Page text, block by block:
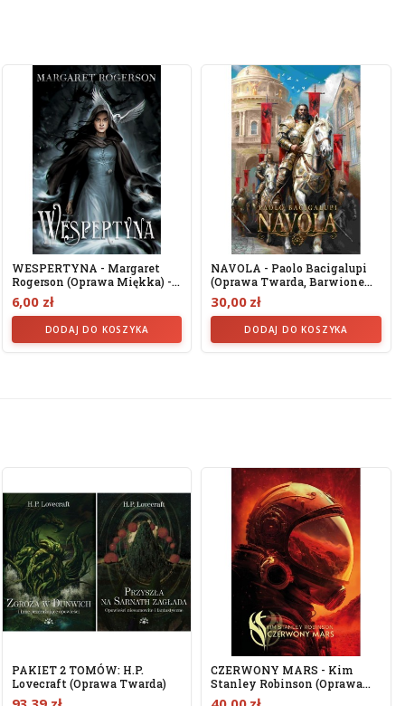
WESPERTYNA - Margaret
Rogerson (oprawa Miękka) -...
6,00 zł
DODAJ DO KOSZYKA
NAVOLA - Paolo Bacigalupi
(oprawa Twarda, Barwione...
30,00 zł
DODAJ DO KOSZYKA
PAKIET 2 TOMÓW: H.P.
Lovecraft (Oprawa Twarda)
CZERWONY MARS - Kim
Stanley Robinson (oprawa...